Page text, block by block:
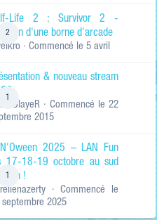
RECHERCHER LES
Titres et corps
Titres des
uniquement
2
Life 2 : Survivor 2 -
d'une borne d'arcade
· Commencé le 5 avril
1
& nouveau stream
· Commencé le 22
2015
1
2025 – LAN Fun
17-18-19 octobre au sud
!
· Commencé le
septembre 2025